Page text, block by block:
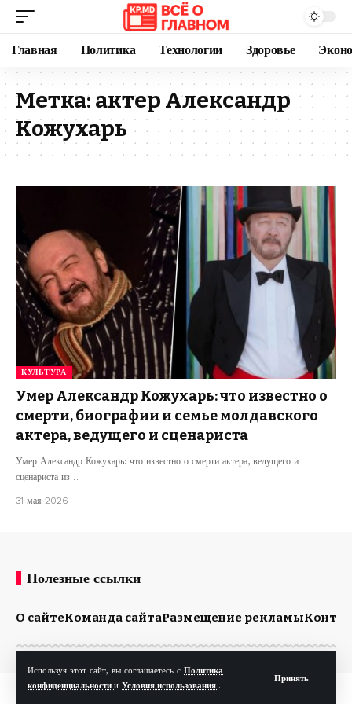
Используя этот сайт, вы соглашаетесь с Политика
конфиденциальности и Условия использования .
Принять
Главная Политика Технологии Здоровье
Метка: актер Александр
Кожухарь
КУЛЬТУРА
Умер Александр Кожухарь: что известно о
смерти, биографии и семье молдавского
актера, ведущего и сценариста
Умер Александр Кожухарь: что известно о смерти актера, ведущего и
сценариста из…
31 мая 2026
Полезные ссылки
О сайтеКоманда сайтаРазмещение рекламы
© Kp.md. Все права защищены.